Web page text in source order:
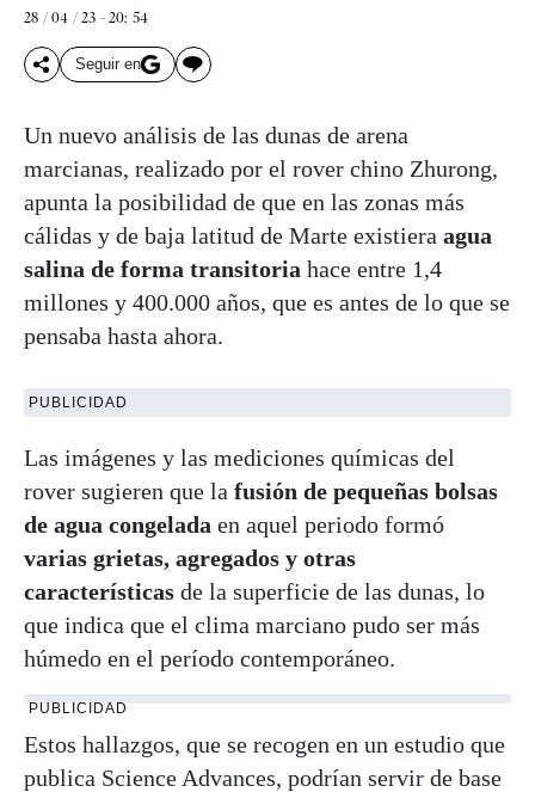
28 / 04 / 23 - 20: 54
Seguir en
Un nuevo análisis de las dunas de arena
marcianas, realizado por el rover chino Zhurong,
apunta la posibilidad de que en las zonas más
cálidas y de baja latitud de Marte existiera agua
salina de forma transitoria hace entre 1,4
millones y 400.000 años, que es antes de lo que se
pensaba hasta ahora.
PUBLICIDAD
Las imágenes y las mediciones químicas del
rover sugieren que la fusión de pequeñas bolsas
de agua congelada en aquel periodo formó
varias grietas, agregados y otras
características de la superficie de las dunas, lo
que indica que el clima marciano pudo ser más
húmedo en el período contemporáneo.
PUBLICIDAD
Estos hallazgos, que se recogen en un estudio que
publica Science Advances, podrían servir de base